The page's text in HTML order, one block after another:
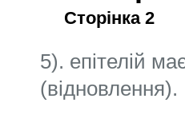
Сторінка 2
5). епітелій
(відновлення).